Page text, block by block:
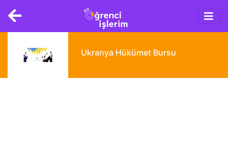
main
navigation
Ukranya Hükümet Bursu